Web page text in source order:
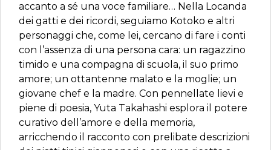
accanto a sé una voce familiare… Nella Locanda
dei gatti e dei ricordi, seguiamo Kotoko e altri
personaggi che, come lei, cercano di fare i conti
con l’assenza di una persona cara: un ragazzino
timido e una compagna di scuola, il suo primo
amore; un ottantenne malato e la moglie; un
giovane chef e la madre. Con pennellate lievi e
piene di poesia, Yuta Takahashi esplora il potere
curativo dell’amore e della memoria,
arricchendo il racconto con prelibate descrizioni